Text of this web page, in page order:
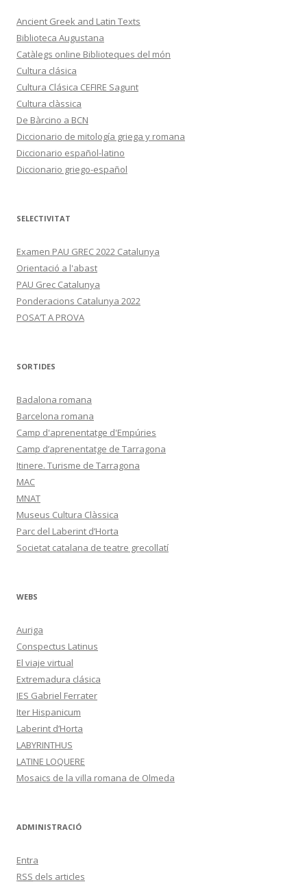
Ancient Greek and Latin Texts
Biblioteca Augustana
Catàlegs online Biblioteques del món
Cultura clásica
Cultura Clásica CEFIRE Sagunt
Cultura clàssica
De Bàrcino a BCN
Diccionario de mitología griega y romana
Diccionario español-latino
Diccionario griego-español
SELECTIVITAT
Examen PAU GREC 2022 Catalunya
Orientació a l'abast
PAU Grec Catalunya
Ponderacions Catalunya 2022
POSA’T A PROVA
SORTIDES
Badalona romana
Barcelona romana
Camp d'aprenentatge d'Empúries
Camp d’aprenentatge de Tarragona
Itinere. Turisme de Tarragona
MAC
MNAT
Museus Cultura Clàssica
Parc del Laberint d’Horta
Societat catalana de teatre grecollatí
WEBS
Auriga
Conspectus Latinus
El viaje virtual
Extremadura clásica
IES Gabriel Ferrater
Iter Hispanicum
Laberint d’Horta
LABYRINTHUS
LATINE LOQUERE
Mosaics de la villa romana de Olmeda
ADMINISTRACIÓ
Entra
RSS dels articles